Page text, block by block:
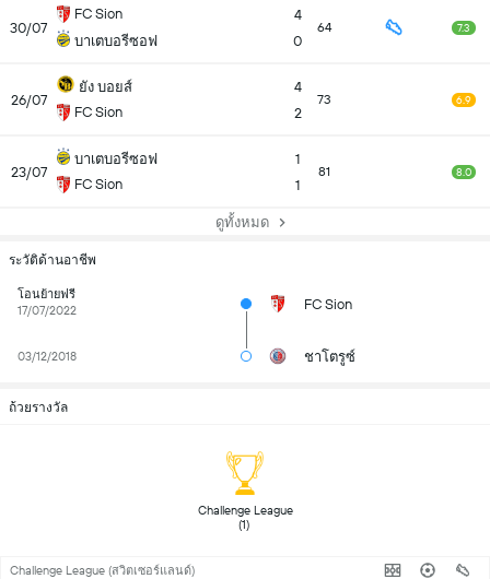
30/07
FC Sion
บาเตบอรีซอฟ
4
0
64 7.3
26/07
ยัง บอยส์
FC Sion
4
2
73 6.9
23/07
บาเตบอรีซอฟ
FC Sion
1
1
81 8.0
ดูทั้งหมด
ระวัติด้านอาชีพ
โอนย้ายฟรี
17/07/2022
FC Sion
03/12/2018 ชาโตรูซ์
ถ้วยรางวัล
Challenge League
(1)
Challenge League (สวิตเซอร์แลนด์)